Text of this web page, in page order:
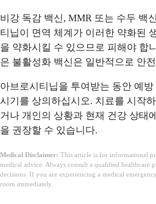
비강 독감 백신, MMR 또는 수두 백
티닙이 면역 체계가 이러한 약화된
을 약화시킬 수 있으므로 피해야 합
은 불활성화 백신은 일반적으로 안
아브로시티닙을 투여받는 동안 예
시기를 상의하십시오. 치료를 시작
거나 개인의 상황과 현재 건강 상태
을 권장할 수 있습니다.
Medical Disclaimer: This article is for informational
medical advice. Always consult a qualified healthcare
decisions. If you are experiencing a medical
room immediately.